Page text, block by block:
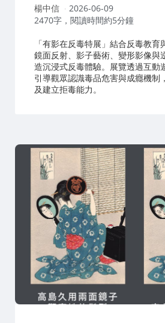
作
者：
楊中信
2026-06-09
2470字，閱讀時間約5分鐘
「有影在反毒特展」結合反毒教育
鏡面反射、影子藝術、變形影像與
造沉浸式反毒體驗。展覽透過互動
引導觀眾認識毒品危害與成癮機制
及建立拒毒能力。